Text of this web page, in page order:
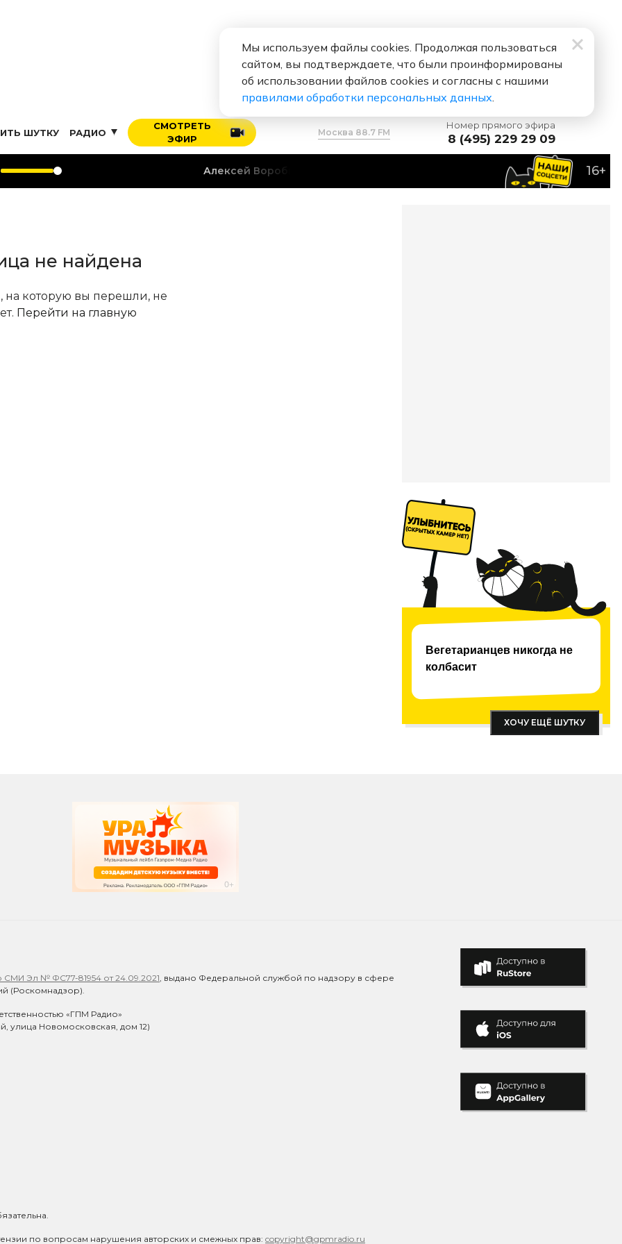
ШУТКУ РАДИО
СМОТРЕТЬ
ЭФИР
Москва 88.7 FM
Номер прямого эфира
8 (495) 229 29 09
Алексей Воробьев 16+
не найдена
на которую вы перешли, не
Перейти на главную
Вегетарианцев никогда не
колбасит
ХОЧУ ЕЩЁ ШУТКУ
Эл № ФС77-81954 от 24.09.2021, выдано Федеральной службой по надзору в сфере
(Роскомнадзор).
«ГПМ Радио»
улица Новомосковская, дом 12)
по вопросам нарушения авторских и смежных прав: copyright@gpmradio.ru
Мы используем файлы cookies. Продолжая пользоваться
сайтом, вы подтверждаете, что были проинформированы
об использовании файлов cookies и согласны с нашими
правилами обработки персональных данных.